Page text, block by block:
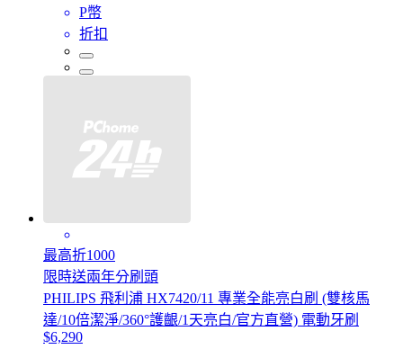
P幣
折扣
最高折1000
限時送兩年分刷頭
PHILIPS 飛利浦 HX7420/11 專業全能亮白刷 (雙核馬
達/10倍潔淨/360°護齦/1天亮白/官方直營) 電動牙刷
$6,290